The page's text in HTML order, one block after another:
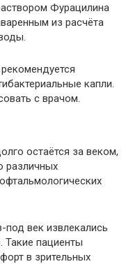
Фурацилина
из расчёта
капли.
с врачом.
остаётся за веком,
различных
под век извлекались
Такие пациенты
в зрительных